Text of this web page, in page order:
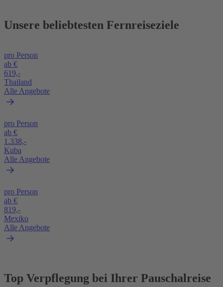
Unsere beliebtesten Fernreiseziele
pro Person
ab €
619,-
Thailand
Alle Angebote
pro Person
ab €
1.338,-
Kuba
Alle Angebote
pro Person
ab €
819,-
Mexiko
Alle Angebote
Top Verpflegung bei Ihrer Pauschalreise